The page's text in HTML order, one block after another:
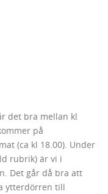
det bra mellan kl
på
(ca kl 18.00). Under
rubrik) är vi i
Det går då bra att
ytterdörren till